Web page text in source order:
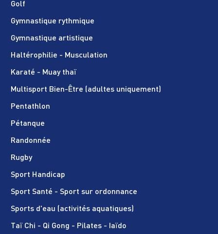
Golf
Gymnastique rythmique
Gymnastique artistique
Haltérophilie - Musculation
Karaté - Muay thaï
Multisport Bien-Être (adultes uniquement)
Pentathlon
Pétanque
Randonnée
Rugby
Sport Handicap
Sport Santé - Sport sur ordonnance
Sports d'eau (activités aquatiques)
Taï Chi - Qi Gong - Pilates - Iaïdo